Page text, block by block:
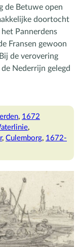
de Betuwe open
doortocht
Pannerdens
Fransen gewoon
de verovering
Nederrijn gelegd
, 1672
, Culemborg, 1672-